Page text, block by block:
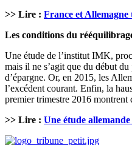
>> Lire : France et Allemagne
Les conditions du
Une étude de l’institut IMK,
mais il ne s’agit que du début
d’épargne. Or, en 2015, les
l’excédent courant. Enfin, la
premier trimestre 2016 montrent
>> Lire : Une étude